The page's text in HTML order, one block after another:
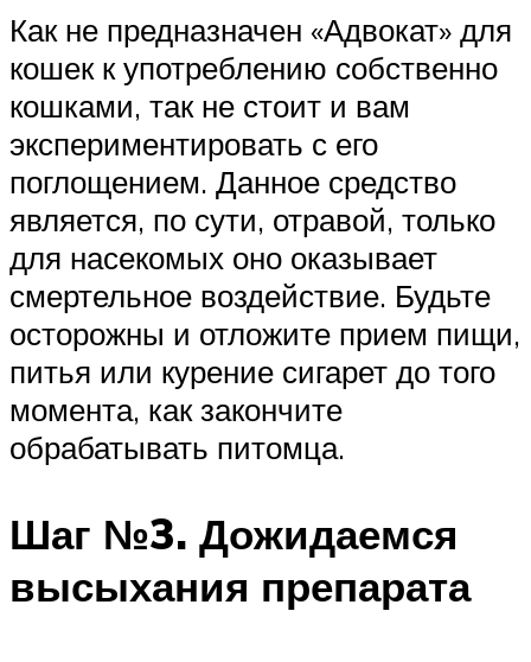
Как не предназначен «Адвокат» для
кошек к употреблению собственно
кошками, так не стоит и вам
экспериментировать с его
поглощением. Данное средство
является, по сути, отравой, только
для насекомых оно оказывает
смертельное воздействие. Будьте
осторожны и отложите прием пищи,
питья или курение сигарет до того
момента, как закончите
обрабатывать питомца.
Шаг №3. Дожидаемся
высыхания препарата